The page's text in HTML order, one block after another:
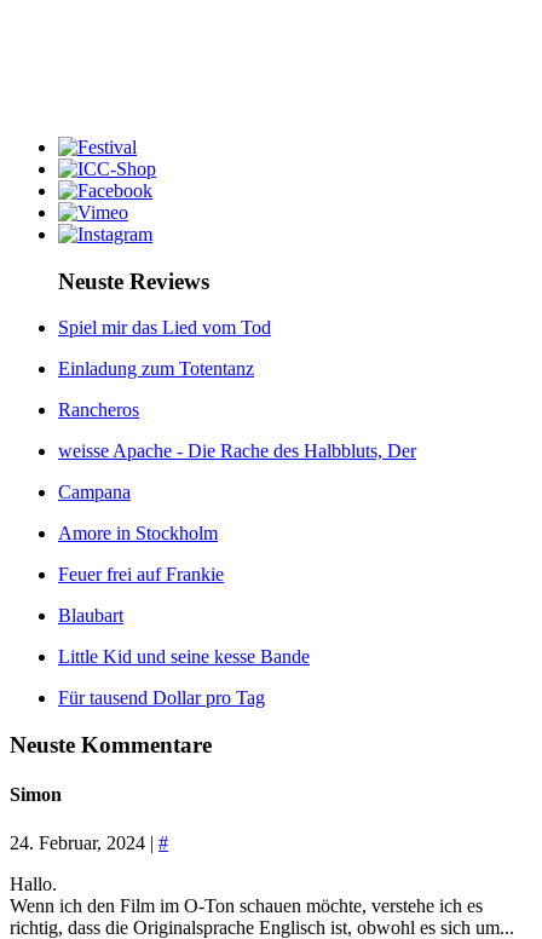
Neuste Reviews
Spiel mir das Lied vom Tod
Einladung zum Totentanz
Rancheros
weisse Apache - Die Rache des Halbbluts, Der
Campana
Amore in Stockholm
Feuer frei auf Frankie
Blaubart
Little Kid und seine kesse Bande
Für tausend Dollar pro Tag
Neuste Kommentare
Simon
24. Februar, 2024 | #
Hallo.
Wenn ich den Film im O-Ton schauen möchte, verstehe ich es
richtig, dass die Originalsprache Englisch ist, obwohl es sich um...